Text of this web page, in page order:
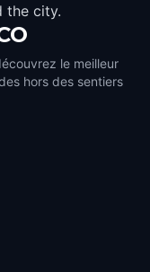
the city.
le meilleur
hors des sentiers